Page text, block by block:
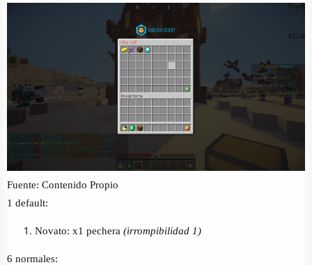
Fuente: Contenido Propio
1 default:
Novato: x1 pechera (irrompibilidad 1)
6 normales: